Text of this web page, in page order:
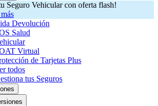
Seguro Vehicular con oferta flash!
Devolución
Salud
Virtual
de Tarjetas Plus
todos
tus Seguros